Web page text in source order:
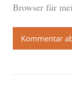
Browser für